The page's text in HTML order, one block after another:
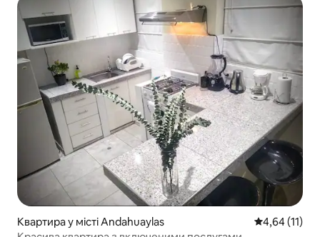
Квартира у місті Andahuaylas Середня
4,64 (11)